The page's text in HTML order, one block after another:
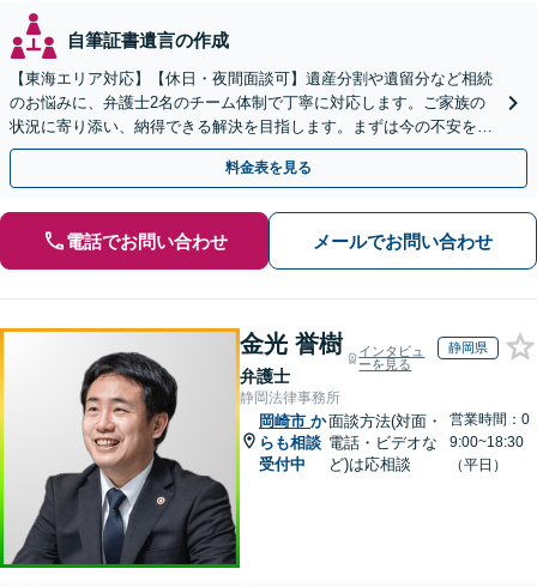
自筆証書遺言の作成
【東海エリア対応】【休日・夜間面談可】遺産分割や遺留分など相続
のお悩みに、弁護士2名のチーム体制で丁寧に対応します。ご家族の
状況に寄り添い、納得できる解決を目指します。まずは今の不安をお
聞かせください【メール・WEB相談可】
料金表を見る
電話でお問い合わせ メールでお問い合わせ
金光 誉樹
弁護士
インタビュ
ーを見る
静岡県
静岡法律事務所
岡崎市 か
らも相談
受付中
面談方法(対面・
電話・ビデオな
ど)は応相談
営業時間：0
9:00~18:30
（平日）